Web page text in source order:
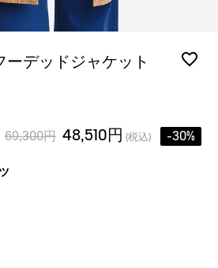
デッドジャケット
69,300円 48,510円 (税込) -30%